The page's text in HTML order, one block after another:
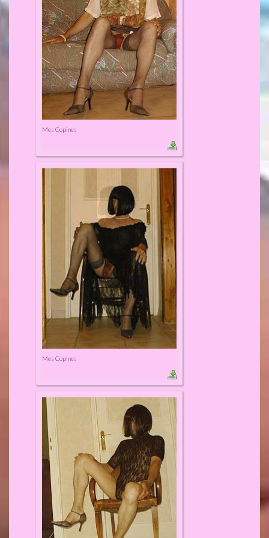
Mes Copines
Mes Copines